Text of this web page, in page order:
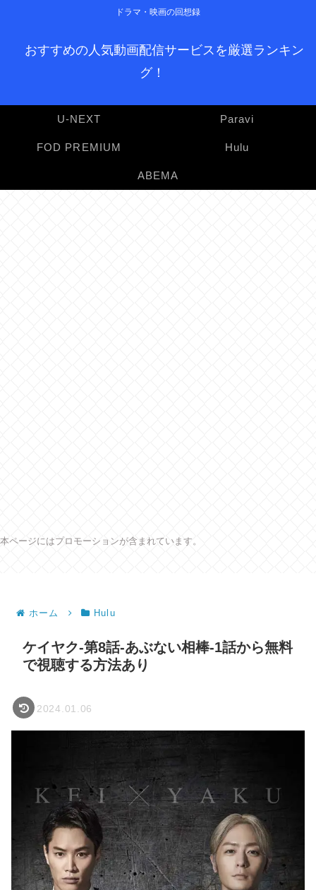
ドラマ・映画の回想録
おすすめの人気動画配信サービスを厳選ランキン
グ！
U-NEXT Paravi
FOD PREMIUM Hulu
ABEMA
本ページにはプロモーションが含まれています。
ホーム Hulu
ケイヤク-第8話-あぶない相棒-1話から無料
で視聴する方法あり
2024.01.06